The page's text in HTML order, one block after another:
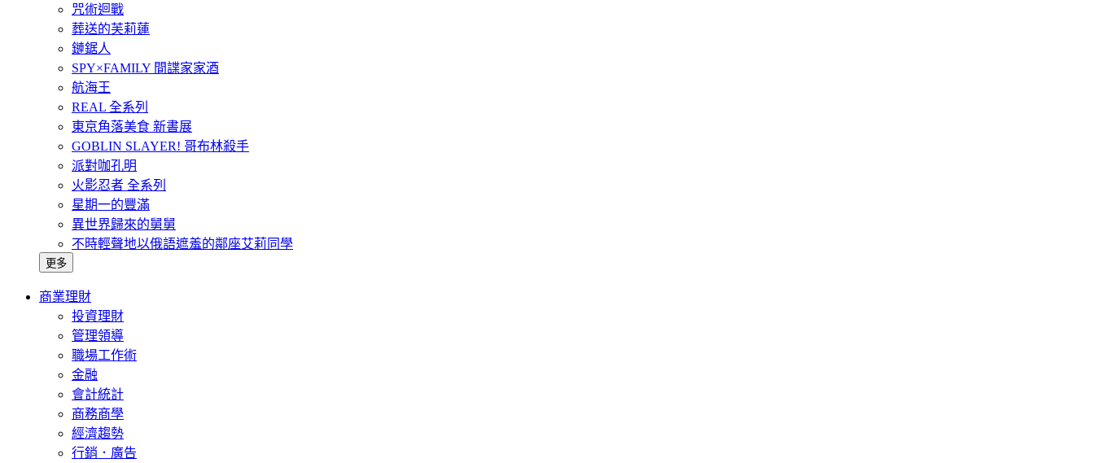
咒術迴戰
葬送的芙莉蓮
鏈鋸人
SPY×FAMILY 間諜家家酒
航海王
REAL 全系列
東京角落美食 新書展
GOBLIN SLAYER! 哥布林殺手
派對咖孔明
火影忍者 全系列
星期一的豐滿
異世界歸來的舅舅
不時輕聲地以俄語遮羞的鄰座艾莉同學
更多
商業理財
投資理財
管理領導
職場工作術
金融
會計統計
商務商學
經濟趨勢
行銷．廣告